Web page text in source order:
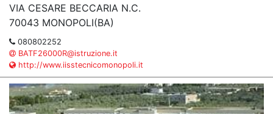
VIA CESARE BECCARIA N.C.
70043 MONOPOLI(BA)
080802252
BATF26000R@istruzione.it
http://www.iisstecnicomonopoli.it